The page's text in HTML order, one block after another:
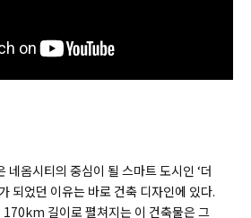
네옴시티의 중심이 될 스마트 도시인 ‘더
되었던 이유는 바로 건축 디자인에 있다.
길이로 펼쳐지는 이 건축물은 그